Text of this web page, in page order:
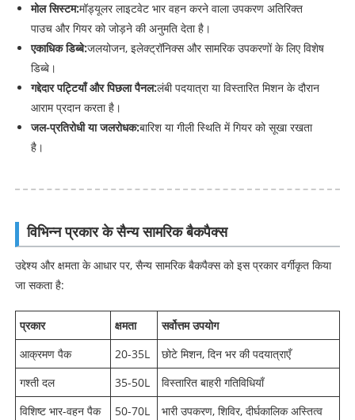
मोल सिस्टम:मॉड्यूलर लाइटवेट भार वहन करने वाला उपकरण अतिरिक्त
पाउच और गियर को जोड़ने की अनुमति देता है।
एकाधिक डिब्बे:जलयोजन, इलेक्ट्रॉनिक्स और सामरिक उपकरणों के लिए विशेष
डिब्बे।
गद्देदार पट्टियाँ और पिछला पैनल:लंबी पदयात्रा या विस्तारित मिशन के दौरान
आराम प्रदान करता है।
जल-प्रतिरोधी या जलरोधक:बारिश या गीली स्थिति में गियर को सूखा रखता
है।
विभिन्न प्रकार के सैन्य सामरिक बैकपैक्स
उद्देश्य और क्षमता के आधार पर, सैन्य सामरिक बैकपैक्स को इस प्रकार वर्गीकृत किया
जा सकता है:
प्रकार क्षमता
सर्वोत्तम उपयोग
आक्रमण पैक
20-35L
छोटे मिशन, दिन भर की पदयात्राएँ
गश्ती दल
35-50L
विस्तारित बाहरी गतिविधियाँ
विशिष्ट भार-वहन पैक
50-70L भारी उपकरण, शिविर, दीर्घकालिक अस्तित्व